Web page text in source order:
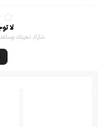
لا
شارك تجربتك وساعد